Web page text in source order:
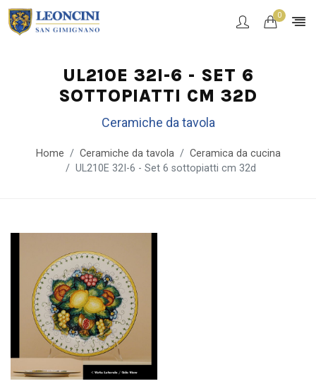
0
UL210E 32I-6 - SET 6
SOTTOPIATTI CM 32D
Ceramiche da tavola
Home Ceramiche da tavola
Ceramica da cucina
UL210E 32I-6 - Set 6 sottopiatti cm 32d